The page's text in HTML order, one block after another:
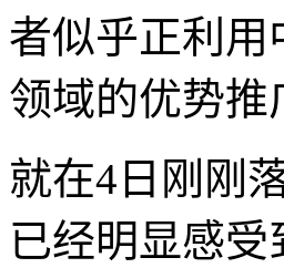
者似乎正利
领域的优势
就在4日刚刚
已经明显感